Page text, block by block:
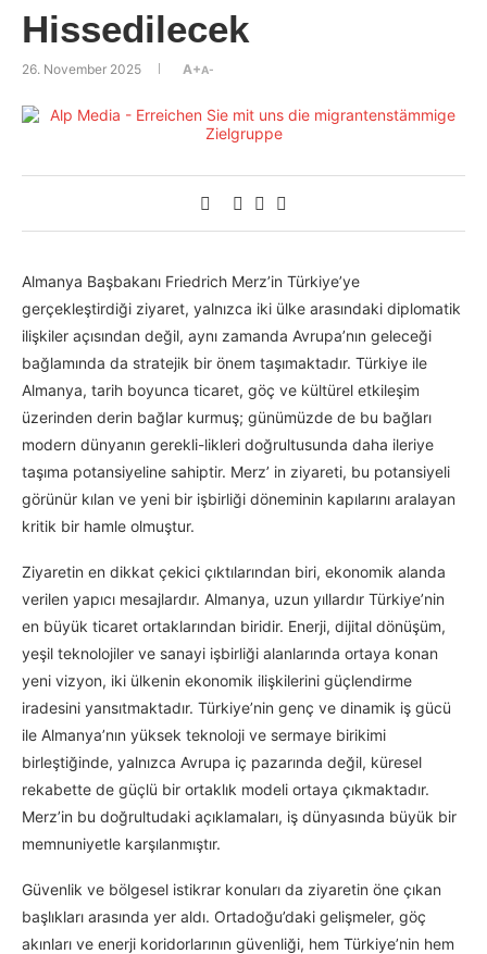
Hissedilecek
26. November 2025 A+A-
Almanya Başbakanı Friedrich Merz’in Türkiye’ye
gerçekleştirdiği ziyaret, yalnızca iki ülke arasındaki diplomatik
ilişkiler açısından değil, aynı zamanda Avrupa’nın geleceği
bağlamında da stratejik bir önem taşımaktadır. Türkiye ile
Almanya, tarih boyunca ticaret, göç ve kültürel etkileşim
üzerinden derin bağlar kurmuş; günümüzde de bu bağları
modern dünyanın gerekli-likleri doğrultusunda daha ileriye
taşıma potansiyeline sahiptir. Merz’ in ziyareti, bu potansiyeli
görünür kılan ve yeni bir işbirliği döneminin kapılarını aralayan
kritik bir hamle olmuştur.
Ziyaretin en dikkat çekici çıktılarından biri, ekonomik alanda
verilen yapıcı mesajlardır. Almanya, uzun yıllardır Türkiye’nin
en büyük ticaret ortaklarından biridir. Enerji, dijital dönüşüm,
yeşil teknolojiler ve sanayi işbirliği alanlarında ortaya konan
yeni vizyon, iki ülkenin ekonomik ilişkilerini güçlendirme
iradesini yansıtmaktadır. Türkiye’nin genç ve dinamik iş gücü
ile Almanya’nın yüksek teknoloji ve sermaye birikimi
birleştiğinde, yalnızca Avrupa iç pazarında değil, küresel
rekabette de güçlü bir ortaklık modeli ortaya çıkmaktadır.
Merz’in bu doğrultudaki açıklamaları, iş dünyasında büyük bir
memnuniyetle karşılanmıştır.
Güvenlik ve bölgesel istikrar konuları da ziyaretin öne çıkan
başlıkları arasında yer aldı. Ortadoğu’daki gelişmeler, göç
akınları ve enerji koridorlarının güvenliği, hem Türkiye’nin hem